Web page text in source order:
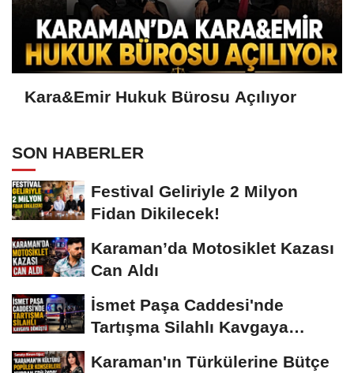
Kara&Emir Hukuk Bürosu Açılıyor
Fidan Dikilecek!
Can Aldı
İsmet Paşa Caddesi'nde
Tartışma Silahlı Kavgaya
Dönüştü